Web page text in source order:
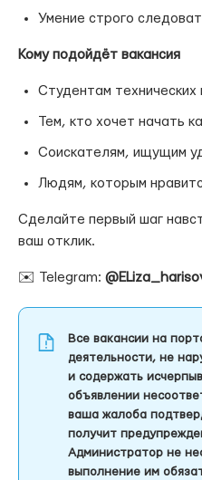
Умение строго
Кому подойдёт вакансия
Студентам технических
Тем, кто хочет начать
Соискателям, ищущим
Людям, которым
Сделайте первый шаг
ваш отклик.
✉️ Telegram:
Все вакансии на
деятельности, не
и содержать
объявлении
ваша жалоба
получит
Администратор не
выполнение им